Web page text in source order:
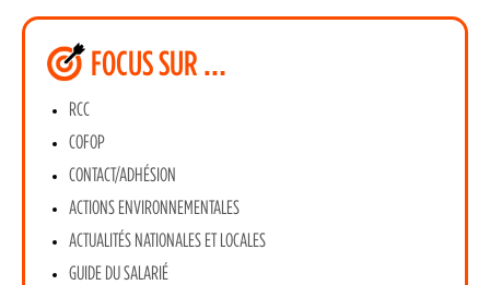
FOCUS SUR …
RCC
COFOP
CONTACT/ADHÉSION
ACTIONS ENVIRONNEMENTALES
ACTUALITÉS NATIONALES ET LOCALES
GUIDE DU SALARIÉ